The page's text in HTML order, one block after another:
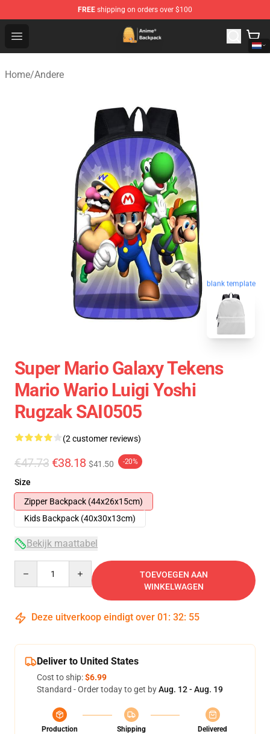
FREE shipping on orders over $100
Open menu
Anime Backpack Shop - Official Anime Backpack Store
Home/Andere
blank template
Super Mario Galaxy Tekens
Mario Wario Luigi Yoshi
Rugzak SAI0505
(2 customer reviews)
€47.73 €38.18 $41.50 -20%
Size
Zipper Backpack (44x26x15cm)
Kids Backpack (40x30x13cm)
Bekijk maattabel
TOEVOEGEN AAN
WINKELWAGEN
Deze uitverkoop eindigt over 01 : 32: 54
Deliver to United States
Cost to ship:$6.99
Standard - Order today to get byAug. 12 - Aug. 19
Production
Shipping
Delivered